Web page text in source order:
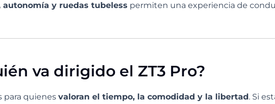
autonomía y ruedas tubeless permiten una experiencia de
va dirigido el ZT3 Pro?
para quienes valoran el tiempo, la comodidad y la libertad. Si